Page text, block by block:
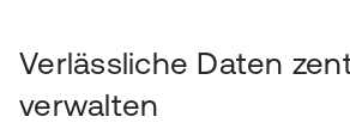
Verlässliche Daten
verwalten